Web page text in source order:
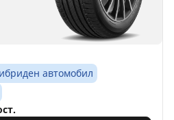
автомобил